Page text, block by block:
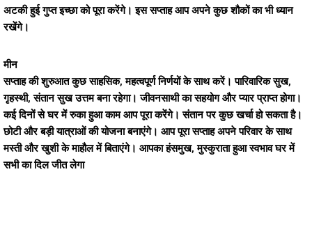
अटकी हुई गुप्त इच्छा को पूरा करेंगे। इस सप्ताह आप अपने कुछ शौकों का भी ध्यान
रखेंगे।
मीन
सप्ताह की शुरुआत कुछ साहसिक, महत्वपूर्ण निर्णयों के साथ करें। पारिवारिक सुख,
गृहस्थी, संतान सुख उत्तम बना रहेगा। जीवनसाथी का सहयोग और प्यार प्राप्त होगा।
कई दिनों से घर में रुका हुआ काम आप पूरा करेंगे। संतान पर कुछ खर्चा हो सकता है।
छोटी और बड़ी यात्राओं की योजना बनाएंगे। आप पूरा सप्ताह अपने परिवार के साथ
मस्ती और खुशी के माहौल में बिताएंगे। आपका हंसमुख, मुस्कुराता हुआ स्वभाव घर में
सभी का दिल जीत लेगा